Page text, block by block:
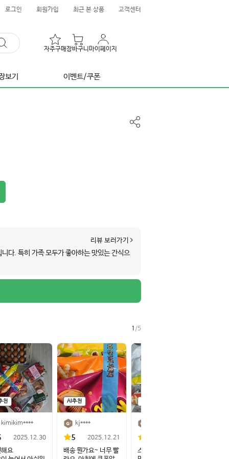
로그인 회원가입 최근 본 상품 고객센터
자주구매장바구니 마이페이지
보기 이벤트/쿠폰
리뷰 보러가기
다. 특히 가족 모두가 좋아하는 맛있는 간식으
공
1 /5
천
kimikim****
2025.12.30
요
AI추천
kj****
5 2025.12.21
배송 뭔가요~ 너무 빨
스낵을 오랜만에